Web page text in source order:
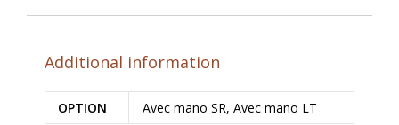
Additional information
OPTION Avec mano SR, Avec mano LT